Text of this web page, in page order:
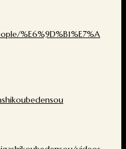
%E6%9D%B1%E7%A